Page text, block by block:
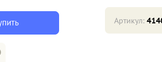
Артикул: